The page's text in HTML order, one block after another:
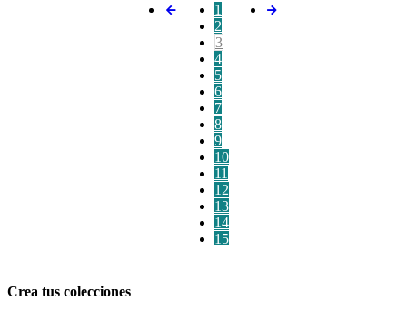
1
2
3
4
5
6
7
8
9
10
11
12
13
14
15
Crea tus colecciones